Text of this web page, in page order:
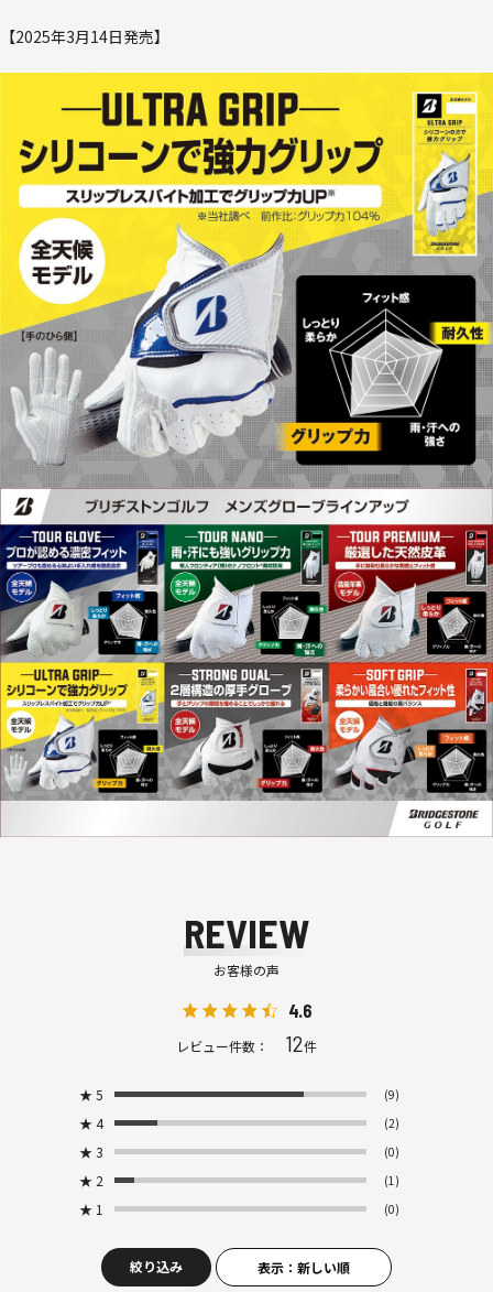
【2025年3月14日発売】
REVIEW
お客様の声
4.6
レビュー件数： 12件
★ 5 (9)
★ 4 (2)
★ 3 (0)
★ 2 (1)
★ 1 (0)
絞り込み 表示：新しい順